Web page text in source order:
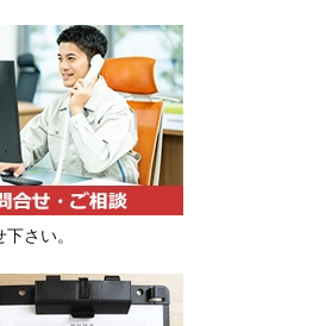
さい。